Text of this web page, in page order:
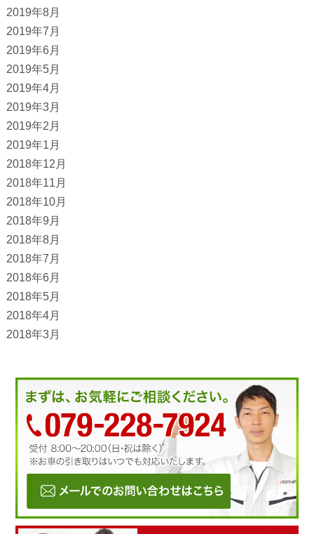
2019年8月
2019年7月
2019年6月
2019年5月
2019年4月
2019年3月
2019年2月
2019年1月
2018年12月
2018年11月
2018年10月
2018年9月
2018年8月
2018年7月
2018年6月
2018年5月
2018年4月
2018年3月